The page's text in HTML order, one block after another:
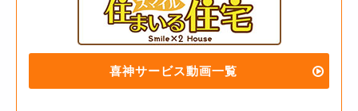
喜神サービス動画一覧